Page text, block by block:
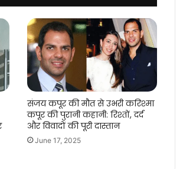
संजय कपूर की मौत से उभरी करिश्मा
कपूर की पुरानी कहानी: रिश्तों, दर्द
और विवादों की पूरी दास्तान
June 17, 2025